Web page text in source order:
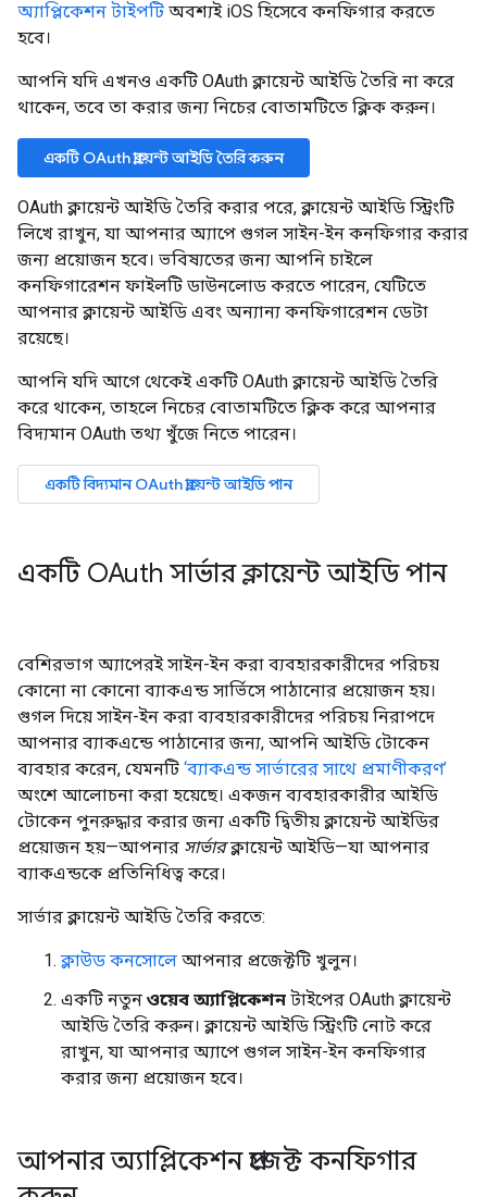
অ্যাপ্লিকেশন টাইপটি অবশ্যই iOS হিসেবে কনফিগার করতে
হবে।
আপনি যদি এখনও একটি OAuth ক্লায়েন্ট আইডি তৈরি না করে
থাকেন, তবে তা করার জন্য নিচের বোতামটিতে ক্লিক করুন।
একটি OAuth ক্লায়েন্ট আইডি তৈরি করুন
OAuth ক্লায়েন্ট আইডি তৈরি করার পরে, ক্লায়েন্ট আইডি স্ট্রিংটি
লিখে রাখুন, যা আপনার অ্যাপে গুগল সাইন-ইন কনফিগার করার
জন্য প্রয়োজন হবে। ভবিষ্যতের জন্য আপনি চাইলে
কনফিগারেশন ফাইলটি ডাউনলোড করতে পারেন, যেটিতে
আপনার ক্লায়েন্ট আইডি এবং অন্যান্য কনফিগারেশন ডেটা
রয়েছে।
আপনি যদি আগে থেকেই একটি OAuth ক্লায়েন্ট আইডি তৈরি
করে থাকেন, তাহলে নিচের বোতামটিতে ক্লিক করে আপনার
বিদ্যমান OAuth তথ্য খুঁজে নিতে পারেন।
একটি বিদ্যমান OAuth ক্লায়েন্ট আইডি পান
একটি OAuth সার্ভার ক্লায়েন্ট আইডি পান
বেশিরভাগ অ্যাপেরই সাইন-ইন করা ব্যবহারকারীদের পরিচয়
কোনো না কোনো ব্যাকএন্ড সার্ভিসে পাঠানোর প্রয়োজন হয়।
গুগল দিয়ে সাইন-ইন করা ব্যবহারকারীদের পরিচয় নিরাপদে
আপনার ব্যাকএন্ডে পাঠানোর জন্য, আপনি আইডি টোকেন
ব্যবহার করেন, যেমনটি ‘ব্যাকএন্ড সার্ভারের সাথে প্রমাণীকরণ’
অংশে আলোচনা করা হয়েছে। একজন ব্যবহারকারীর আইডি
টোকেন পুনরুদ্ধার করার জন্য একটি দ্বিতীয় ক্লায়েন্ট আইডির
প্রয়োজন হয়—আপনার সার্ভারক্লায়েন্ট আইডি—যা আপনার
ব্যাকএন্ডকে প্রতিনিধিত্ব করে।
সার্ভার ক্লায়েন্ট আইডি তৈরি করতে:
ক্লাউড কনসোলে আপনার প্রজেক্টটি খুলুন।
একটি নতুন ওয়েব অ্যাপ্লিকেশন টাইপের OAuth ক্লায়েন্ট
আইডি তৈরি করুন। ক্লায়েন্ট আইডি স্ট্রিংটি নোট করে
রাখুন, যা আপনার অ্যাপে গুগল সাইন-ইন কনফিগার
করার জন্য প্রয়োজন হবে।
আপনার অ্যাপ্লিকেশন প্রজেক্ট কনফিগার